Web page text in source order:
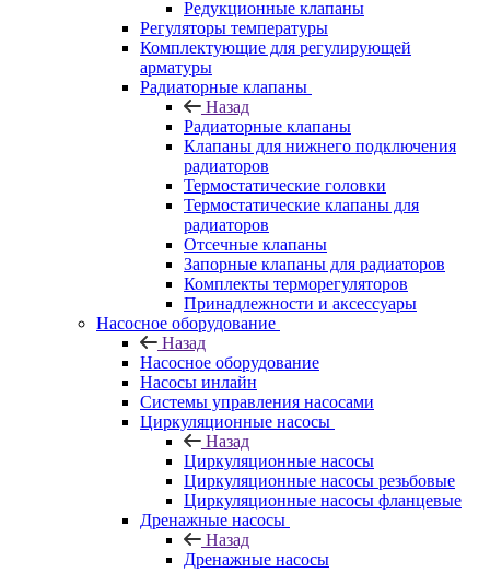
Редукционные клапаны
Регуляторы температуры
Комплектующие для регулирующей
арматуры
Радиаторные клапаны
Назад
Радиаторные клапаны
Клапаны для нижнего подключения
радиаторов
Термостатические головки
Термостатические клапаны для
радиаторов
Отсечные клапаны
Запорные клапаны для радиаторов
Комплекты терморегуляторов
Принадлежности и аксессуары
Насосное оборудование
Назад
Насосное оборудование
Насосы инлайн
Системы управления насосами
Циркуляционные насосы
Назад
Циркуляционные насосы
Циркуляционные насосы резьбовые
Циркуляционные насосы фланцевые
Дренажные насосы
Назад
Дренажные насосы